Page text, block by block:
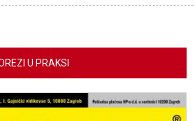
U PRAKSI